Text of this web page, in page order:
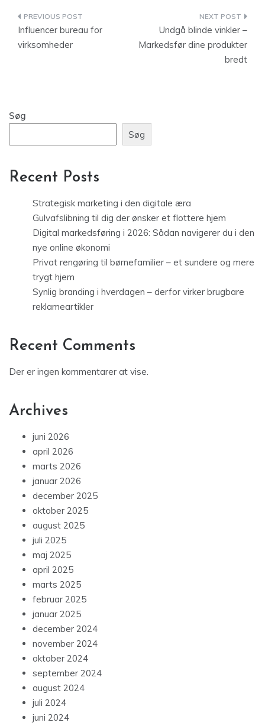
Indlægsnavigation
Influencer bureau for
virksomheder
Undgå blinde vinkler –
Markedsfør dine produkter
bredt
Søg
Søg
Recent Posts
Strategisk marketing i den digitale æra
Gulvafslibning til dig der ønsker et flottere hjem
Digital markedsføring i 2026: Sådan navigerer du i den
nye online økonomi
Privat rengøring til børnefamilier – et sundere og mere
trygt hjem
Synlig branding i hverdagen – derfor virker brugbare
reklameartikler
Recent Comments
Der er ingen kommentarer at vise.
Archives
juni 2026
april 2026
marts 2026
januar 2026
december 2025
oktober 2025
august 2025
juli 2025
maj 2025
april 2025
marts 2025
februar 2025
januar 2025
december 2024
november 2024
oktober 2024
september 2024
august 2024
juli 2024
juni 2024